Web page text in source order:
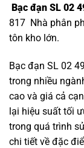
Bạc đạn SL 02
817 Nhà phân
tôn kho lớn.
Bạc đạn SL 02
trong nhiều
cao và giá cả
lại hiệu suất tối
trong quá trình
chi tiết về đặc